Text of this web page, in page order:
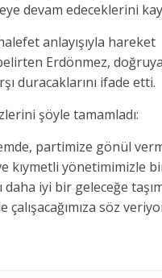
devam edeceklerini
anlayışıyla hareket
Erdönmez,
duracaklarını ifade etti.
şöyle tamamladı:
partimize gönül
kıymetli yönetimimizle
daha iyi bir geleceğe
çalışacağımıza söz